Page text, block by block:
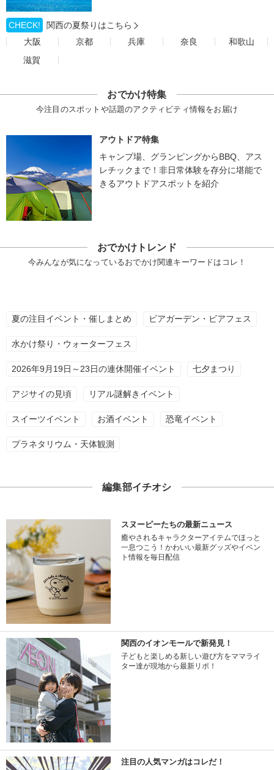
CHECK!
関西の夏祭りはこちら
大阪
京都 兵庫 奈良
和歌山
滋賀
おでかけ特集
今注目のスポットや話題のアクティビティ情報をお届け
アウトドア特集
キャンプ場、グランピングからBBQ、アス
レチックまで！非日常体験を存分に堪能で
きるアウトドアスポットを紹介
おでかけトレンド
今みんなが気になっているおでかけ関連キーワードはコレ！
夏の注目イベント・催しまとめ ビアガーデン・ビアフェス
水かけ祭り・ウォーターフェス
2026年9月19日～23日の連休開催イベント 七夕まつり
アジサイの見頃 リアル謎解きイベント
スイーツイベント お酒イベント 恐竜イベント
プラネタリウム・天体観測
編集部イチオシ
スヌーピーたちの最新ニュース
癒やされるキャラクターアイテムでほっと
一息つこう！かわいい最新グッズやイベン
ト情報を毎日配信
関西のイオンモールで新発見！
子どもと楽しめる新しい遊び方をママライ
ター達が現地から最新リポ！
注目の人気マンガはコレだ！